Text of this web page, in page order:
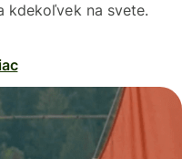
kdekoľvek na svete.